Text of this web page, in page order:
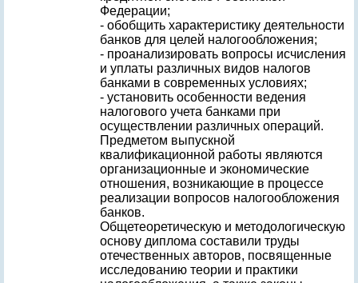
Федерации;
- обобщить характеристику деятельности
банков для целей налогообложения;
- проанализировать вопросы исчисления
и уплаты различных видов налогов
банками в современных условиях;
- установить особенности ведения
налогового учета банками при
осуществлении различных операций.
Предметом выпускной
квалификационной работы являются
организационные и экономические
отношения, возникающие в процессе
реализации вопросов налогообложения
банков.
Общетеоретическую и методологическую
основу диплома составили труды
отечественных авторов, посвященные
исследованию теории и практики